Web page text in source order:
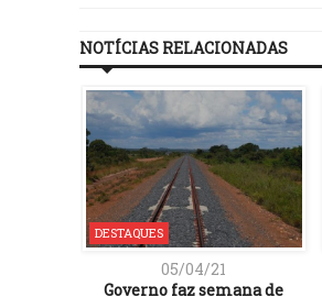
NOTÍCIAS RELACIONADAS
DESTAQUES
05/04/21
Governo faz semana de